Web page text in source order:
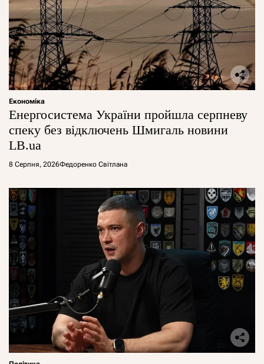
Економіка
Енергосистема України пройшла серпневу
спеку без відключень Шмигаль новини
LB.ua
8 Серпня, 2026Федоренко Світлана